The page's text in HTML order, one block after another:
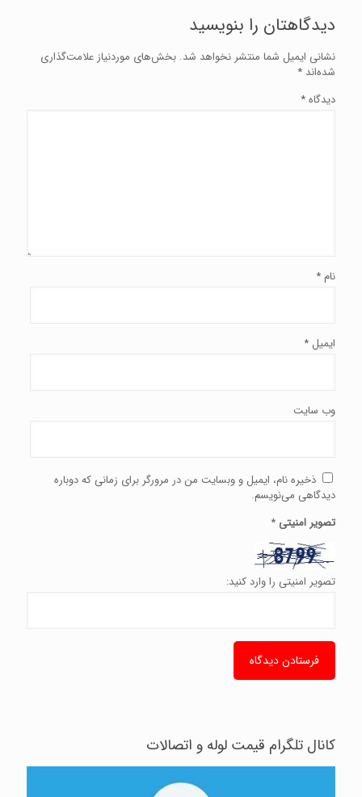
دیدگاهتان را بنویسید
نشانی ایمیل شما منتشر نخواهد شد. بخش‌های موردنیاز علامت‌گذاری
شده‌اند *
دیدگاه*
نام *
ایمیل *
وب‌ سایت
ذخیره نام، ایمیل و وبسایت من در مرورگر برای زمانی که دوباره
دیدگاهی می‌نویسم.
تصویر امنیتی *
تصویر امنیتی را وارد کنید:
کانال تلگرام قیمت لوله و اتصالات